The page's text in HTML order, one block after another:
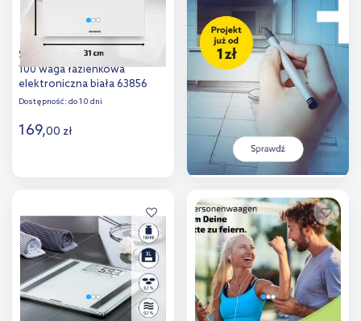
Soehnle Style Sense Safe
100 waga łazienkowa
elektroniczna biała 63856
Dostępność: do 10 dni
169,00 zł
porównania